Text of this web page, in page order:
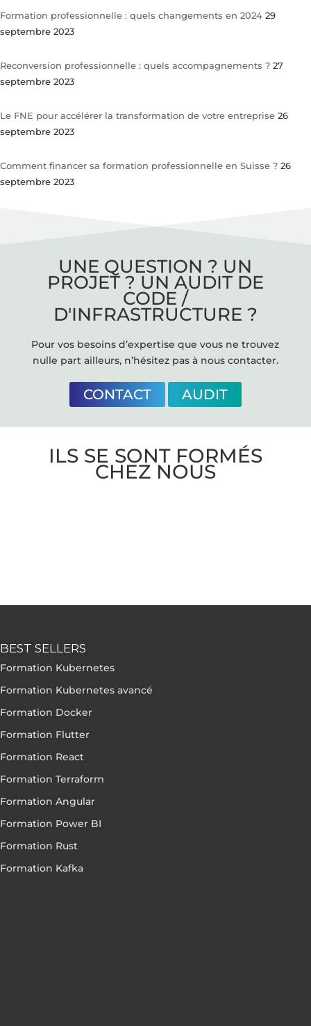
Formation professionnelle : quels changements en 2024 29
septembre 2023
Reconversion professionnelle : quels accompagnements ? 27
septembre 2023
Le FNE pour accélérer la transformation de votre entreprise 26
septembre 2023
Comment financer sa formation professionnelle en Suisse ? 26
septembre 2023
UNE QUESTION ? UN
PROJET ? UN AUDIT DE
CODE /
D'INFRASTRUCTURE ?
Pour vos besoins d’expertise que vous ne trouvez
nulle part ailleurs, n’hésitez pas à nous contacter.
CONTACT AUDIT
ILS SE SONT FORMÉS
CHEZ NOUS
BEST SELLERS
Formation Kubernetes
Formation Kubernetes avancé
Formation Docker
Formation Flutter
Formation React
Formation Terraform
Formation Angular
Formation Power BI
Formation Rust
Formation Kafka